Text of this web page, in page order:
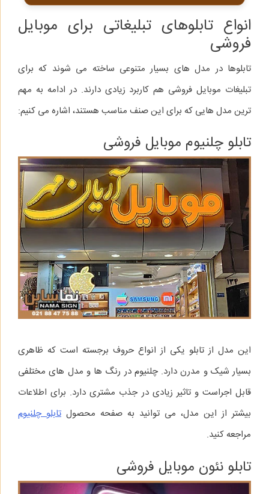
انواع تابلوهای تبلیغاتی برای موبایل
فروشی
تابلوها در مدل‌ های بسیار متنوعی ساخته می‌ شوند که برای
تبلیغات موبایل فروشی هم کاربرد زیادی دارند. در ادامه به مهم‌
ترین مدل‌ هایی که برای این صنف مناسب هستند، اشاره می‌ کنیم:
تابلو چلنیوم موبایل فروشی
این مدل از تابلو یکی از انواع حروف برجسته است که ظاهری
بسیار شیک و مدرن دارد. چلنیوم در رنگ‌ ها و مدل‌ های مختلفی
قابل اجراست و تاثیر زیادی در جذب مشتری دارد. برای اطلاعات
بیشتر از این مدل، می‌ توانید به صفحه محصول تابلو چلنیوم
مراجعه کنید.
تابلو نئون موبایل فروشی